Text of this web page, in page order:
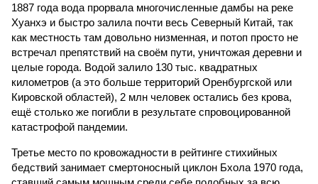
историю наблюдений. Он поразил территории современной
Бангладеш, тогда называвшейся Восточным Пакистаном, и
индийского штата Западная Бенгалия. Шторма унесли
жизни полумиллиона человек.
Кажется, стремящаяся сохранить свою чистоту природа
что-то знала о том, какие именно страны станут со
временем самыми «грязными» в плане производств, и
планомерно подтачивала их демографию. А как ещё
места занимают бедствия, разразившиеся в Индии,
Пакистане, Бангладеш и Турции? Что характерно, Россию и